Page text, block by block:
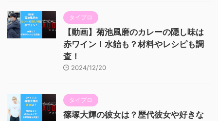
タイプロ
【動画】菊池風磨のカレーの隠し味は
赤ワイン！水飴も？材料やレシピも調
査！
2024/12/20
タイプロ
篠塚大輝の彼女は？歴代彼女や好きな